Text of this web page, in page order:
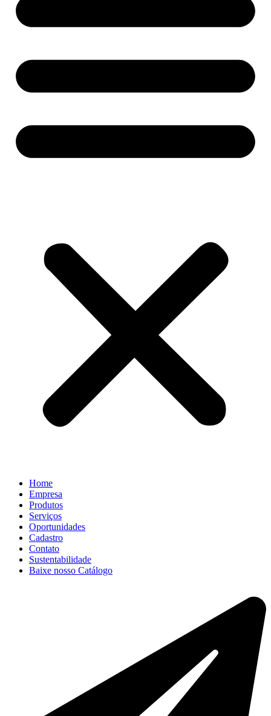
Home
Empresa
Produtos
Serviços
Oportunidades
Cadastro
Contato
Sustentabilidade
Baixe nosso Catálogo